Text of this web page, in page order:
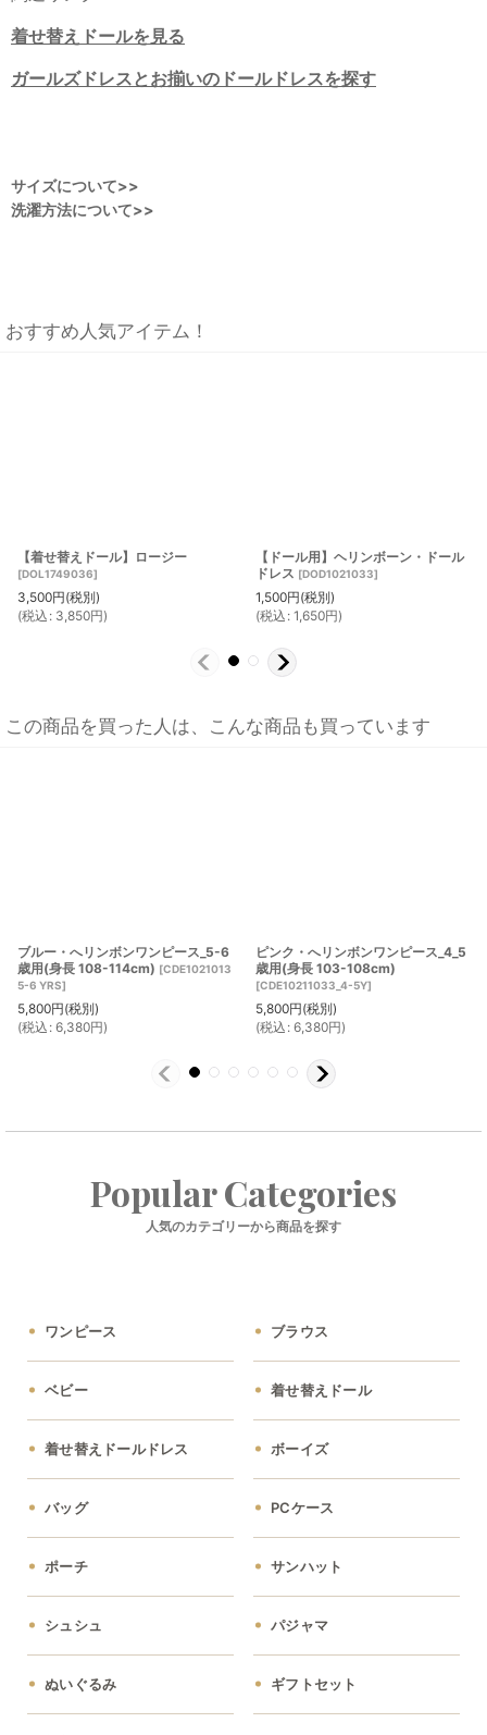
着せ替えドールを見る
ガールズドレスとお揃いのドールドレスを探す
サイズについて>>
洗濯方法について>>
おすすめ人気アイテム！
【着せ替えドール】ロージー
[DOL1749036]
3,500円(税別)
(税込 : 3,850円)
【ドール用】ヘリンボーン・ドール
ドレス [DOD1021033]
1,500円(税別)
(税込 : 1,650円)
この商品を買った人は、こんな商品も買っています
ブルー・へリンボンワンピース_5-6
歳用(身長 108-114cm) [CDE1021013
5-6 YRS]
5,800円(税別)
(税込 : 6,380円)
ピンク・へリンボンワンピース_4_5
歳用(身長 103-108cm)
[CDE10211033_4-5Y]
5,800円(税別)
(税込 : 6,380円)
Popular Categories
人気のカテゴリーから商品を探す
ワンピース ブラウス
ベビー 着せ替えドール
着せ替えドールドレス ボーイズ
バッグ PCケース
ポーチ サンハット
シュシュ パジャマ
ぬいぐるみ ギフトセット